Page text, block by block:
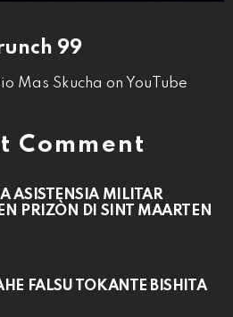
99
Mas Skucha on YouTube
Comment
ASISTENSIA MILITAR
PRIZÒN DI SINT MAARTEN
FALSU TOKANTE BISHITA